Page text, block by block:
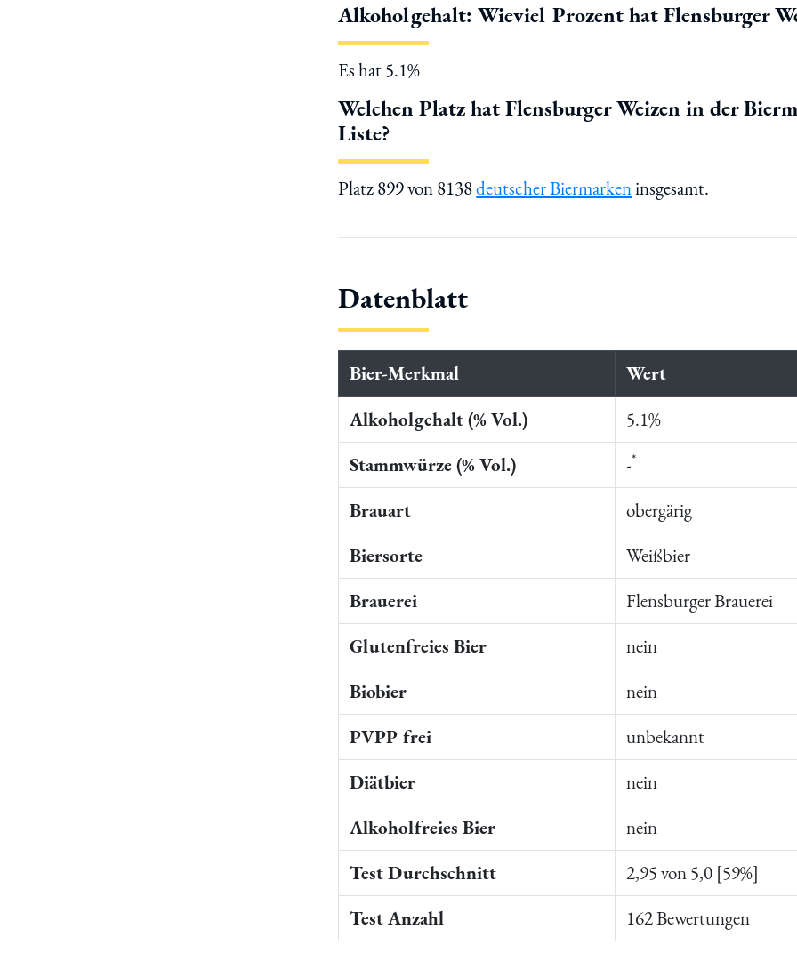
Alkoholgehalt: Wieviel Prozent hat Flensburger
Es hat 5.1%
Welchen Platz hat Flensburger Weizen in der
Liste?
Platz 899 von 8138deutscher Biermarkeninsgesamt.
Datenblatt
Bier-Merkmal
Wert
Alkoholgehalt (% Vol.)
5.1%
Stammwürze (% Vol.)
-*
Brauart
obergärig
Biersorte
Weißbier
Brauerei
Flensburger Brauerei
Glutenfreies Bier
nein
Biobier
nein
PVPP frei
unbekannt
Diätbier
nein
Alkoholfreies Bier
nein
Test Durchschnitt
2,95 von 5,0 [59%]
Test Anzahl
162 Bewertungen